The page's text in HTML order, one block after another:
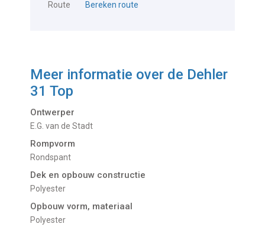
Route
Bereken route
Meer informatie over de Dehler
31 Top
Ontwerper
E.G. van de Stadt
Rompvorm
Rondspant
Dek en opbouw constructie
Polyester
Opbouw vorm, materiaal
Polyester